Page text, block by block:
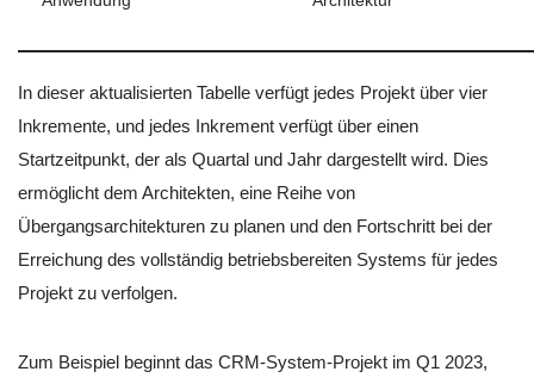
In dieser aktualisierten Tabelle verfügt jedes Projekt über vier
Inkremente, und jedes Inkrement verfügt über einen
Startzeitpunkt, der als Quartal und Jahr dargestellt wird. Dies
ermöglicht dem Architekten, eine Reihe von
Übergangsarchitekturen zu planen und den Fortschritt bei der
Erreichung des vollständig betriebsbereiten Systems für jedes
Projekt zu verfolgen.
Zum Beispiel beginnt das CRM-System-Projekt im Q1 2023,